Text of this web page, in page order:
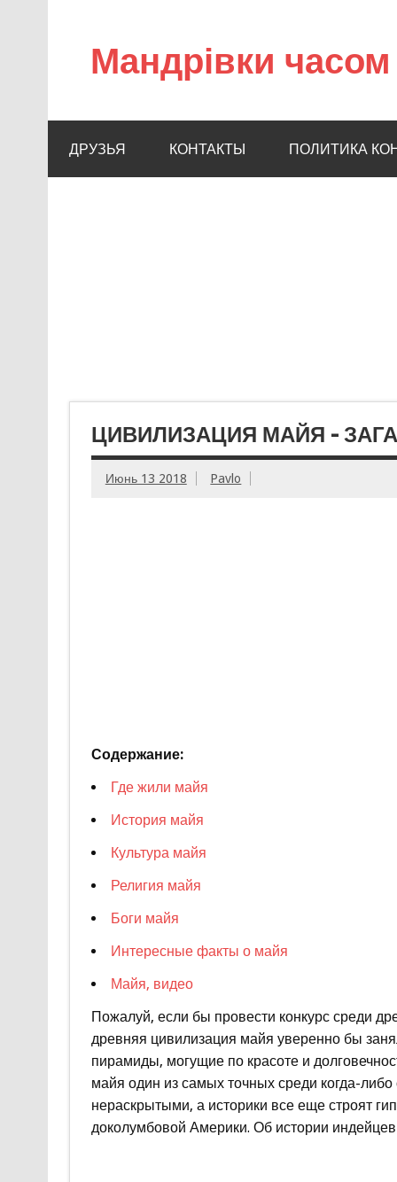
Мандрівки часом
ДРУЗЬЯ КОНТАКТЫ ПОЛИТИКА
ЦИВИЛИЗАЦИЯ МАЙЯ –
Июнь 13 2018 Pavlo
Содержание:
Где жили майя
История майя
Культура майя
Религия майя
Боги майя
Интересные факты о майя
Майя, видео
Пожалуй, если бы провести конкурс среди
древняя цивилизация майя уверенно бы
пирамиды, могущие по красоте и
майя один из самых точных среди когда-
нераскрытыми, а историки все еще строят
доколумбовой Америки. Об истории